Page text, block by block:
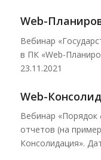
Web-
Вебинар
в ПК «Web-
23.11.2021
Web-
Вебинар
отчетов (на
Консолидация».